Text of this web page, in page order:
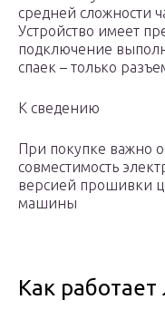
средней сложности
Устройство имеет
подключение
спаек – только
К сведению
При покупке важно
совместимость
версией прошивки
машины
Как